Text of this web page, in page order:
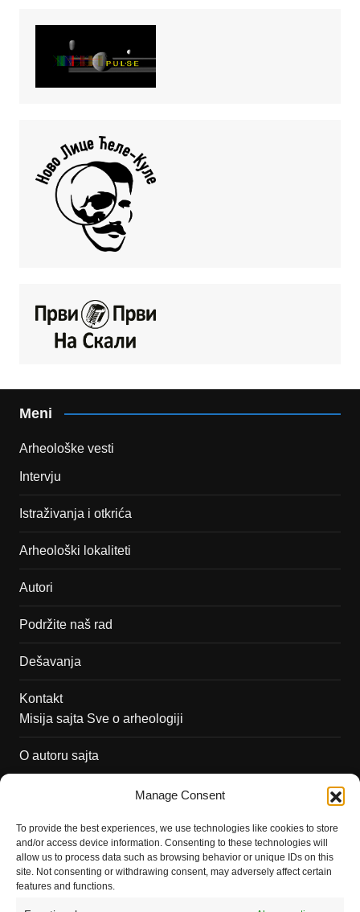
Manage Consent
To provide the best experiences, we use technologies like cookies to store
and/or access device information. Consenting to these technologies will
allow us to process data such as browsing behavior or unique IDs on this
site. Not consenting or withdrawing consent, may adversely affect certain
features and functions.
Meni
Arheološke vesti
Intervju
Istraživanja i otkrića
Arheološki lokaliteti
Autori
Podržite naš rad
Dešavanja
Kontakt
Misija sajta Sve o arheologiji
O autoru sajta
Saradnja